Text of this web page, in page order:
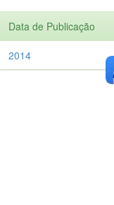
Data de Publicação
2014